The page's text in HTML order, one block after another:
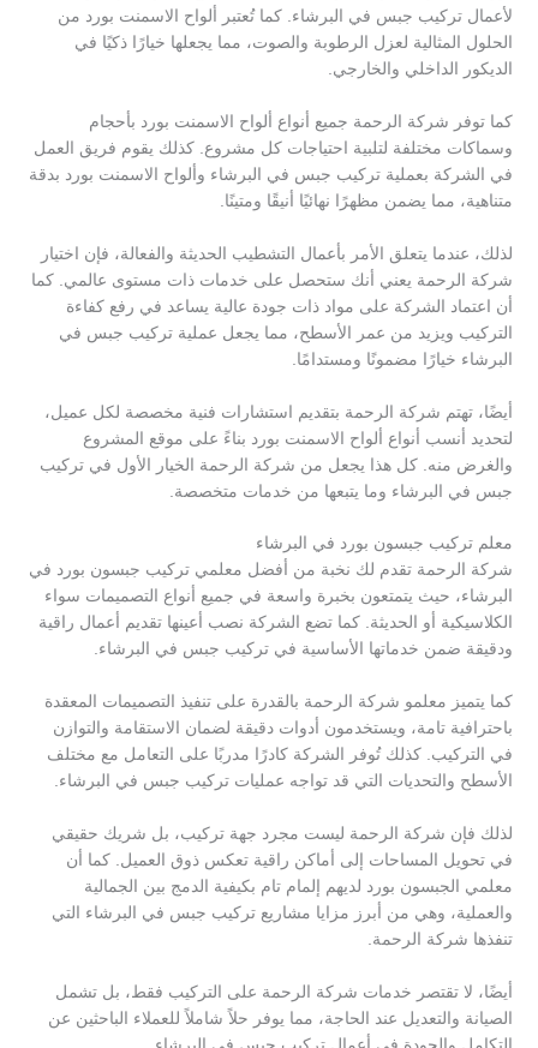
لأعمال تركيب جبس في البرشاء. كما تُعتبر ألواح الاسمنت بورد من
الحلول المثالية لعزل الرطوبة والصوت، مما يجعلها خيارًا ذكيًا في
الديكور الداخلي والخارجي.
كما توفر شركة الرحمة جميع أنواع ألواح الاسمنت بورد بأحجام
وسماكات مختلفة لتلبية احتياجات كل مشروع. كذلك يقوم فريق العمل
في الشركة بعملية تركيب جبس في البرشاء وألواح الاسمنت بورد بدقة
متناهية، مما يضمن مظهرًا نهائيًا أنيقًا ومتينًا.
لذلك، عندما يتعلق الأمر بأعمال التشطيب الحديثة والفعالة، فإن اختيار
شركة الرحمة يعني أنك ستحصل على خدمات ذات مستوى عالمي. كما
أن اعتماد الشركة على مواد ذات جودة عالية يساعد في رفع كفاءة
التركيب ويزيد من عمر الأسطح، مما يجعل عملية تركيب جبس في
البرشاء خيارًا مضمونًا ومستدامًا.
أيضًا، تهتم شركة الرحمة بتقديم استشارات فنية مخصصة لكل عميل،
لتحديد أنسب أنواع ألواح الاسمنت بورد بناءً على موقع المشروع
والغرض منه. كل هذا يجعل من شركة الرحمة الخيار الأول في تركيب
جبس في البرشاء وما يتبعها من خدمات متخصصة.
معلم تركيب جبسون بورد في البرشاء
شركة الرحمة تقدم لك نخبة من أفضل معلمي تركيب جبسون بورد في
البرشاء، حيث يتمتعون بخبرة واسعة في جميع أنواع التصميمات سواء
الكلاسيكية أو الحديثة. كما تضع الشركة نصب أعينها تقديم أعمال راقية
ودقيقة ضمن خدماتها الأساسية في تركيب جبس في البرشاء.
كما يتميز معلمو شركة الرحمة بالقدرة على تنفيذ التصميمات المعقدة
باحترافية تامة، ويستخدمون أدوات دقيقة لضمان الاستقامة والتوازن
في التركيب. كذلك تُوفر الشركة كادرًا مدربًا على التعامل مع مختلف
الأسطح والتحديات التي قد تواجه عمليات تركيب جبس في البرشاء.
لذلك فإن شركة الرحمة ليست مجرد جهة تركيب، بل شريك حقيقي
في تحويل المساحات إلى أماكن راقية تعكس ذوق العميل. كما أن
معلمي الجبسون بورد لديهم إلمام تام بكيفية الدمج بين الجمالية
والعملية، وهي من أبرز مزايا مشاريع تركيب جبس في البرشاء التي
تنفذها شركة الرحمة.
أيضًا، لا تقتصر خدمات شركة الرحمة على التركيب فقط، بل تشمل
الصيانة والتعديل عند الحاجة، مما يوفر حلاً شاملاً للعملاء الباحثين عن